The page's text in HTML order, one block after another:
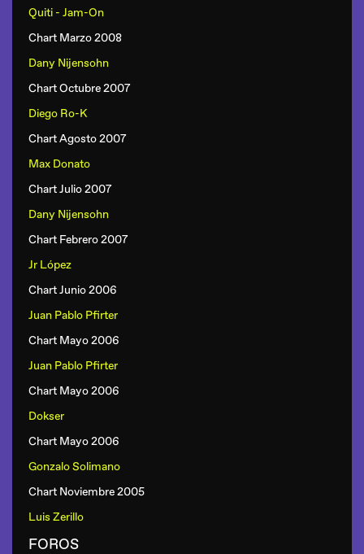
Quiti - Jam-On
Chart Marzo 2008
Dany Nijensohn
Chart Octubre 2007
Diego Ro-K
Chart Agosto 2007
Max Donato
Chart Julio 2007
Dany Nijensohn
Chart Febrero 2007
Jr López
Chart Junio 2006
Juan Pablo Pfirter
Chart Mayo 2006
Juan Pablo Pfirter
Chart Mayo 2006
Dokser
Chart Mayo 2006
Gonzalo Solimano
Chart Noviembre 2005
Luis Zerillo
FOROS